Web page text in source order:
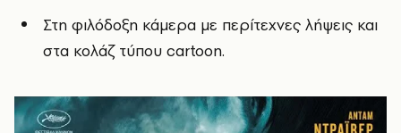
Στη φιλόδοξη κάμερα με περίτεχνες λήψεις και
στα κολάζ τύπου cartoon.